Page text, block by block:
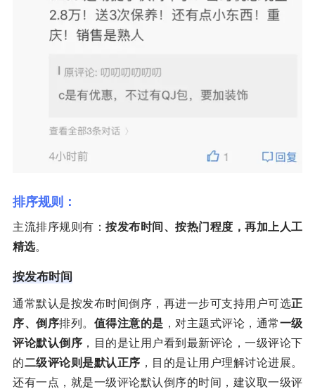
排序规则：
主流排序规则有： 按发布时间、按热门程度，再加上人工
精选。
按发布时间
通常默认是按发布时间倒序，再进一步可支持用户可选正
序、倒序排列。 值得注意的是 ，对主题式评论，通常一级
评论默认倒序 ，目的是让用户看到最新评论，一级评论下
的二级评论则是默认正序 ，目的是让用户理解讨论进展。
还有一点，就是一级评论默认倒序的时间，建议取一级评